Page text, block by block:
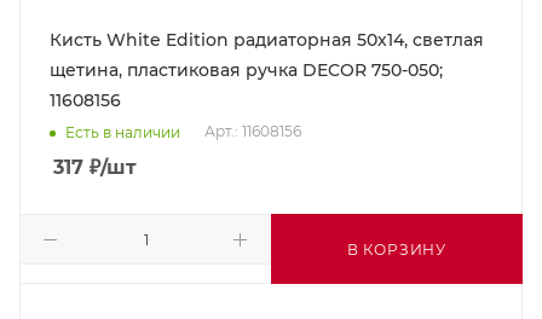
Кисть White Edition радиаторная 50х14, светлая
щетина, пластиковая ручка DECOR 750-050;
11608156
Есть в наличии Арт.: 11608156
317 ₽/шт
В КОРЗИНУ